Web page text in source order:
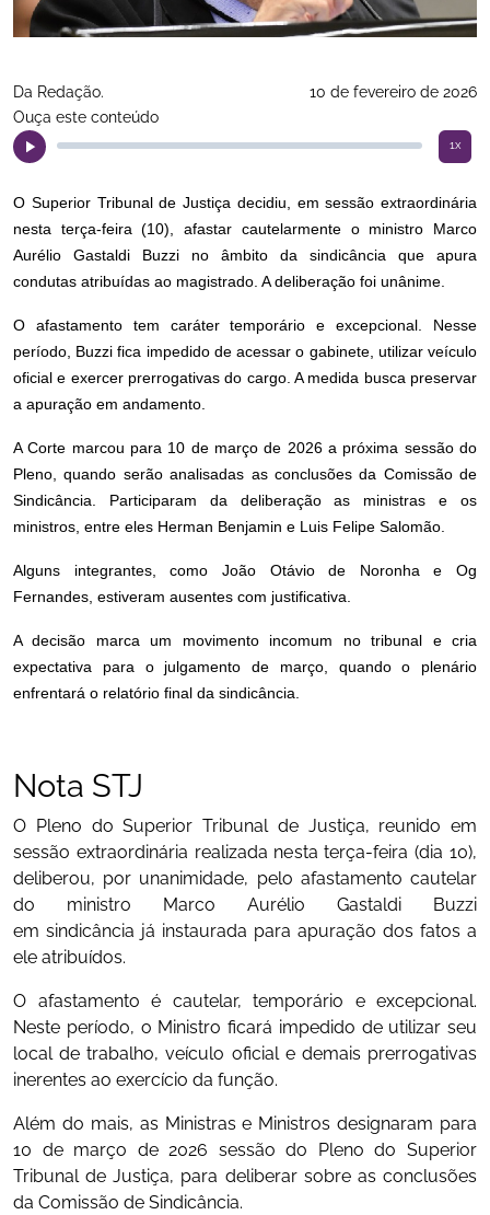
Da Redação.
10 de fevereiro de 2026
Ouça este conteúdo
1x
O Superior Tribunal de Justiça decidiu, em sessão extraordinária
nesta terça-feira (10), afastar cautelarmente o ministro Marco
Aurélio Gastaldi Buzzi no âmbito da sindicância que apura
condutas atribuídas ao magistrado. A deliberação foi unânime.
O afastamento tem caráter temporário e excepcional. Nesse
período, Buzzi fica impedido de acessar o gabinete, utilizar veículo
oficial e exercer prerrogativas do cargo. A medida busca preservar
a apuração em andamento.
A Corte marcou para 10 de março de 2026 a próxima sessão do
Pleno, quando serão analisadas as conclusões da Comissão de
Sindicância. Participaram da deliberação as ministras e os
ministros, entre eles Herman Benjamin e Luis Felipe Salomão.
Alguns integrantes, como João Otávio de Noronha e Og
Fernandes, estiveram ausentes com justificativa.
A decisão marca um movimento incomum no tribunal e cria
expectativa para o julgamento de março, quando o plenário
enfrentará o relatório final da sindicância.
Nota STJ
O Pleno do Superior Tribunal de Justiça, reunido em
sessão extraordinária realizada nesta terça-feira (dia 10),
deliberou, por unanimidade, pelo afastamento cautelar
do ministro Marco Aurélio Gastaldi Buzzi
em sindicância já instaurada para apuração dos fatos a
ele atribuídos.
O afastamento é cautelar, temporário e excepcional.
Neste período, o Ministro ficará impedido de utilizar seu
local de trabalho, veículo oficial e demais prerrogativas
inerentes ao exercício da função.
Além do mais, as Ministras e Ministros designaram para
10 de março de 2026 sessão do Pleno do Superior
Tribunal de Justiça, para deliberar sobre as conclusões
da Comissão de Sindicância.